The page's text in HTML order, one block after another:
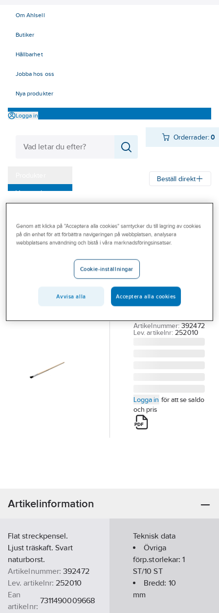
Om Ahlsell
Butiker
Hållbarhet
Jobba hos oss
Nya produkter
Logga in
Orderrader:0
Varumärken
Outlet
Branscher
Beställ direkt
ANZA
STRECKPENSEL
ANZA FLAT 10MM
STRECKPENSEL
Artikelnummer: 392472
Lev. artikelnr: 252010
Logga in för att se saldo
och pris
Artikelinformation
Flat streckpensel.
Ljust träskaft. Svart
naturborst.
Artikelnummer: 392472
Lev. artikelnr: 252010
Ean
artikelnr:
7311490009668
Teknisk data
Övriga
förp.storlekar:1
ST/10 ST
Bredd: 10
mm
Genom att klicka på "Acceptera alla cookies" samtycker du till lagring av cookies
på din enhet för att förbättra navigeringen på webbplatsen, analysera
webbplatsens användning och bistå i våra marknadsföringsinsatser.
Cookie-inställningar
Avvisa alla Acceptera alla cookies